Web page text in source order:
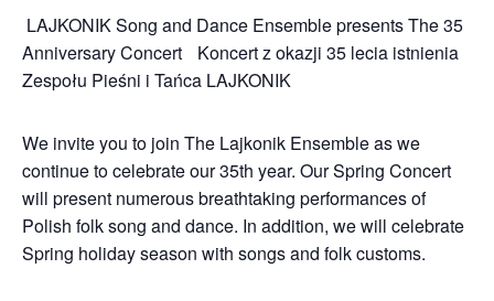
LAJKONIK Song and Dance Ensemble presents The 35
Anniversary Concert Koncert z okazji 35 lecia istnienia
Zespołu Pieśni i Tańca LAJKONIK
We invite you to join The Lajkonik Ensemble as we
continue to celebrate our 35th year. Our Spring Concert
will present numerous breathtaking performances of
Polish folk song and dance. In addition, we will celebrate
Spring holiday season with songs and folk customs.